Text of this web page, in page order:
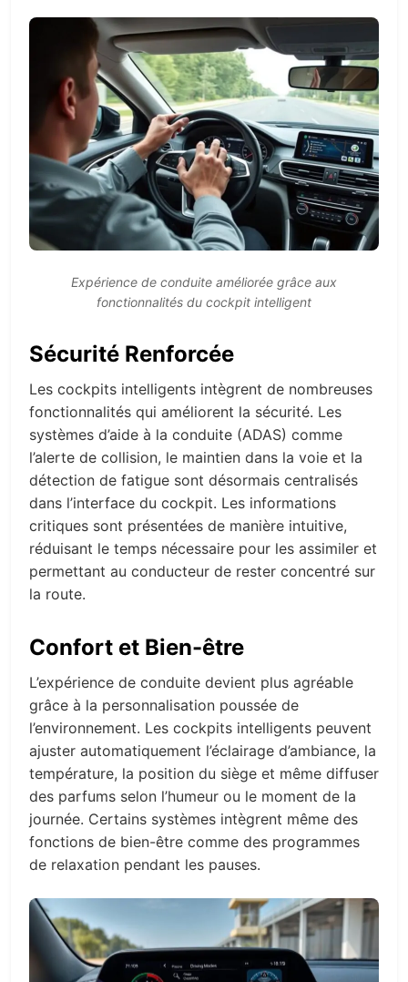
Expérience de conduite améliorée grâce aux
fonctionnalités du cockpit intelligent
Sécurité Renforcée
Les cockpits intelligents intègrent de nombreuses
fonctionnalités qui améliorent la sécurité. Les
systèmes d’aide à la conduite (ADAS) comme
l’alerte de collision, le maintien dans la voie et la
détection de fatigue sont désormais centralisés
dans l’interface du cockpit. Les informations
critiques sont présentées de manière intuitive,
réduisant le temps nécessaire pour les assimiler et
permettant au conducteur de rester concentré sur
la route.
Confort et Bien-être
L’expérience de conduite devient plus agréable
grâce à la personnalisation poussée de
l’environnement. Les cockpits intelligents peuvent
ajuster automatiquement l’éclairage d’ambiance, la
température, la position du siège et même diffuser
des parfums selon l’humeur ou le moment de la
journée. Certains systèmes intègrent même des
fonctions de bien-être comme des programmes
de relaxation pendant les pauses.